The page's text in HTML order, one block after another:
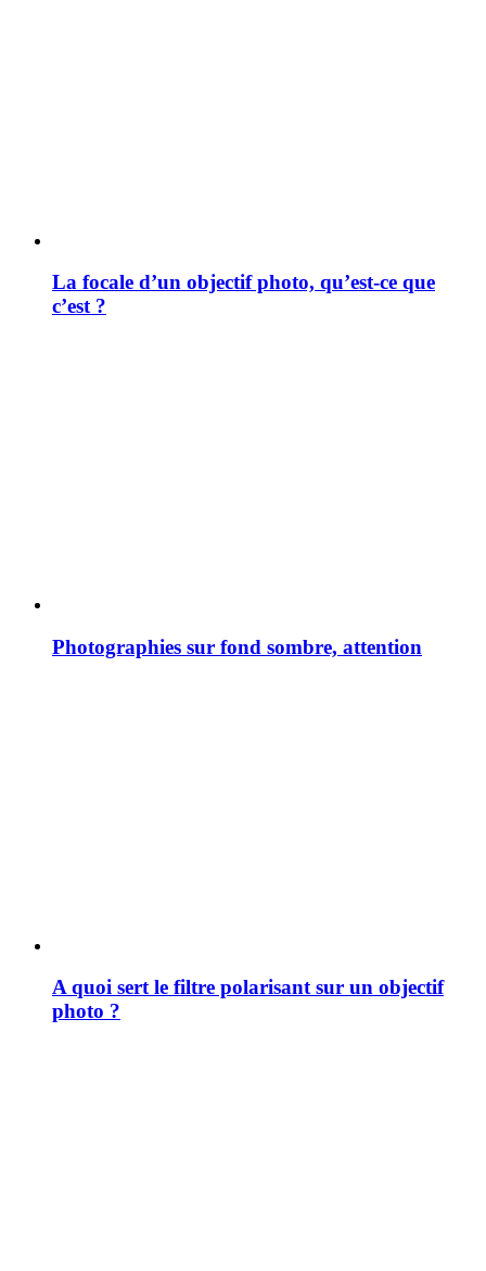
La focale d’un objectif photo, qu’est-ce que
c’est ?
Photographies sur fond sombre, attention
A quoi sert le filtre polarisant sur un objectif
photo ?